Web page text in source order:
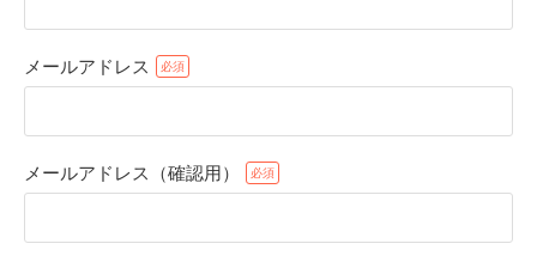
メールアドレス
メールアドレス（確認用）アプリで開く